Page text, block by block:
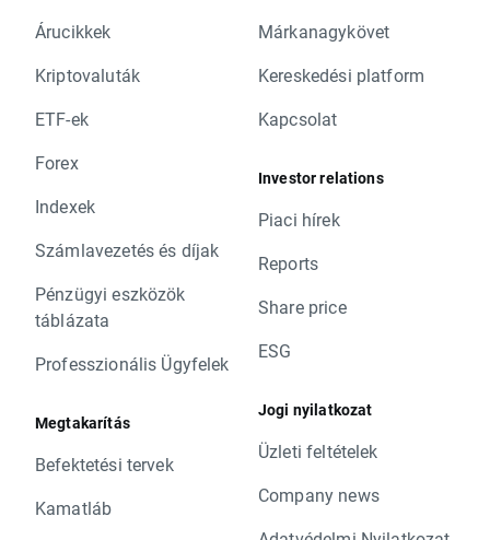
Árucikkek
Kriptovaluták
ETF-ek
Forex
Indexek
Számlavezetés és díjak
Pénzügyi eszközök
táblázata
Professzionális Ügyfelek
Megtakarítás
Befektetési tervek
Kamatláb
Márkanagykövet
Kereskedési platform
Kapcsolat
Investor relations
Piaci hírek
Reports
Share price
ESG
Jogi nyilatkozat
Üzleti feltételek
Company news